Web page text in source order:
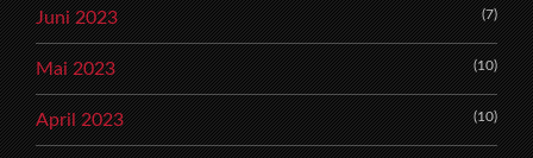
Juni 2023 (7)
Mai 2023 (10)
April 2023 (10)